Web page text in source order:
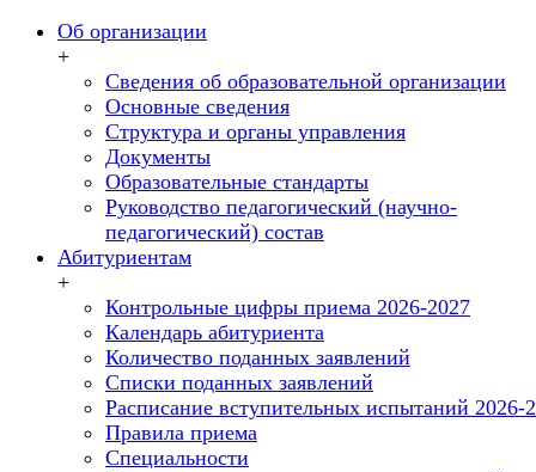
Об организации
+
Сведения об образовательной организации
Основные сведения
Структура и органы управления
Документы
Образовательные стандарты
Руководство педагогический (научно-
педагогический) состав
Абитуриентам
+
Контрольные цифры приема 2026-2027
Календарь абитуриента
Количество поданных заявлений
Списки поданных заявлений
Расписание вступительных испытаний 2026-
Правила приема
Специальности